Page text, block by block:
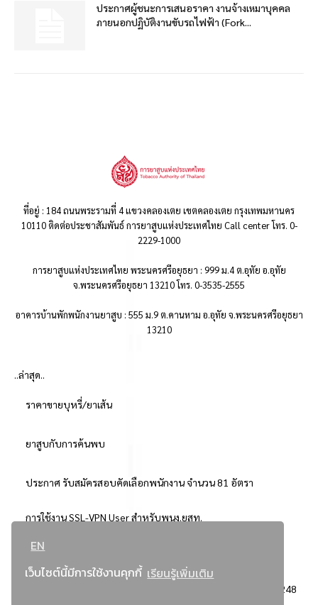
EN
เว็บไซต์นี้มีการใช้งานคุกกี้ เรียนรู้เพิ่มเติม
ประกาศผู้ชนะการเสนอราคา งานจ้างเหมาบุคคล
ภายนอกปฏิบัติงานขับรถไฟฟ้า (Fork...
ที่อยู่ : 184 ถนนพระรามที่ 4 แขวงคลองเตย เขตคลองเตย กรุงเทพมหานคร
10110 ติดต่อประชาสัมพันธ์ การยาสูบแห่งประเทศไทย Call center โทร. 0-
2229-1000
การยาสูบแห่งประเทศไทย พระนครศรีอยุธยา : 999 ม.4 ต.อุทัย อ.อุทัย
จ.พระนครศรีอยุธยา 13210 โทร. 0-3535-2555
อาคารบ้านพักพนักงานยาสูบ : 555 ม.9 ต.คานหาม อ.อุทัย จ.พระนครศรีอยุธยา
13210
..ล่าสุด..
ราคาขายบุหรี่/ยาเส้น
ยาสูบกับการค้นพบ
ประกาศ รับสมัครสอบคัดเลือกพนักงาน จำนวน 81 อัตรา
การใช้งาน SSL-VPN User สำหรับพนง.ยสท.
..ยอดนิยม..
3248